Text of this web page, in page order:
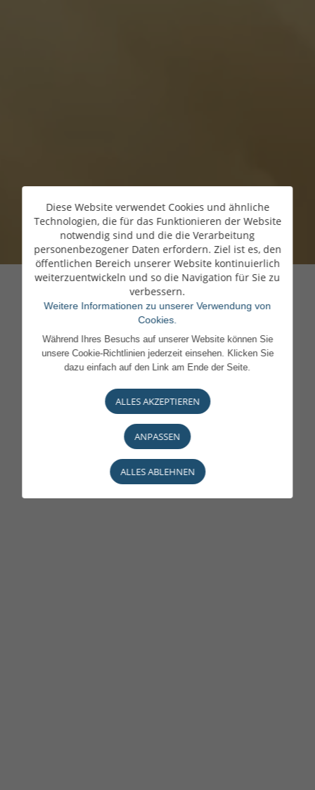
Diese Website verwendet Cookies und ähnliche
Technologien, die für das Funktionieren der Website
notwendig sind und die die Verarbeitung
personenbezogener Daten erfordern. Ziel ist es, den
öffentlichen Bereich unserer Website kontinuierlich
weiterzuentwickeln und so die Navigation für Sie zu
verbessern.
Weitere Informationen zu unserer Verwendung von
Cookies.
Während Ihres Besuchs auf unserer Website können Sie
unsere Cookie-Richtlinien jederzeit einsehen. Klicken Sie
dazu einfach auf den Link am Ende der Seite.
ALLES AKZEPTIEREN
ANPASSEN
ALLES ABLEHNEN